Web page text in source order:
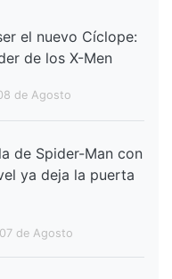
el nuevo Cíclope:
de los X-Men
de Agosto
de Spider-Man con
ya deja la puerta
de Agosto